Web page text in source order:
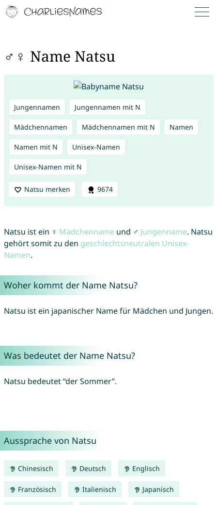
♂♀ Name Natsu
Jungennamen Jungennamen mit N
Mädchennamen Mädchennamen mit N Namen
Namen mit N Unisex-Namen
Unisex-Namen mit N
Natsu merken 9674
Natsu ist ein ♀ Mädchenname und ♂ Jungenname. Natsu
gehört somit zu den geschlechtsneutralen Unisex-
Namen.
Woher kommt der Name Natsu?
Natsu ist ein japanischer Name für Mädchen und Jungen.
Was bedeutet der Name Natsu?
Natsu bedeutet “der Sommer”.
Aussprache von Natsu
Chinesisch Deutsch Englisch
Französisch Italienisch Japanisch